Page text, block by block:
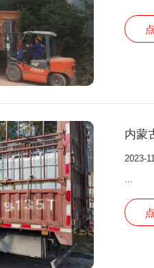
内蒙
2023-